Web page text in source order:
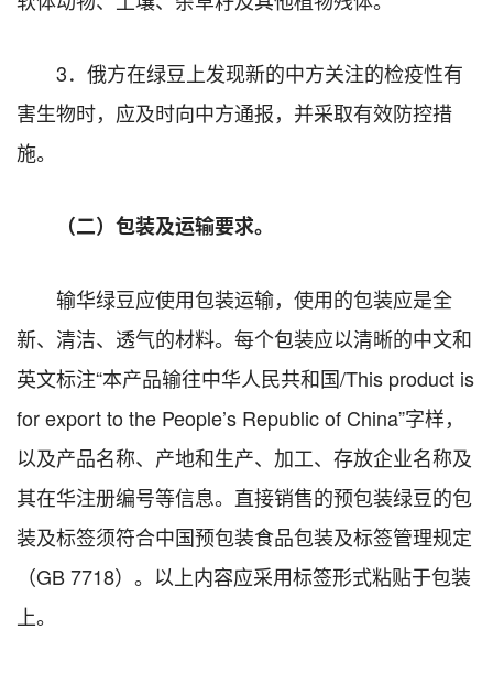
3．俄方在绿豆上发现新的中方关注的检疫性有
害生物时，应及时向中方通报，并采取有效防控措
施。
（二）包装及运输要求。
输华绿豆应使用包装运输，使用的包装应是全
新、清洁、透气的材料。每个包装应以清晰的中文和
英文标注“本产品输往中华人民共和国/This product is
for export to the People’s Republic of China”字样，
以及产品名称、产地和生产、加工、存放企业名称及
其在华注册编号等信息。直接销售的预包装绿豆的包
装及标签须符合中国预包装食品包装及标签管理规定
（GB 7718）。以上内容应采用标签形式粘贴于包装
上。